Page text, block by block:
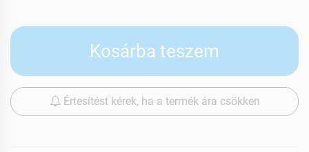
Kosárba teszem
Értesítést kérek, ha a termék ára csökken